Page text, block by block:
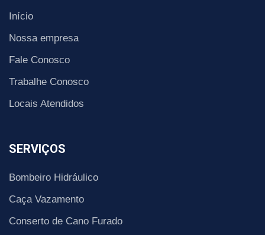
Início
Nossa empresa
Fale Conosco
Trabalhe Conosco
Locais Atendidos
SERVIÇOS
Bombeiro Hidráulico
Caça Vazamento
Conserto de Cano Furado